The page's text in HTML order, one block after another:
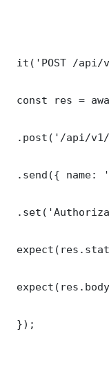
it('POST /api/
const res =
.post('/api/
.send({
});